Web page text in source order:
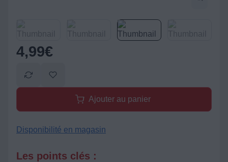
4,99€
Ajouter au panier
Disponibilité en magasin
Les points clés :